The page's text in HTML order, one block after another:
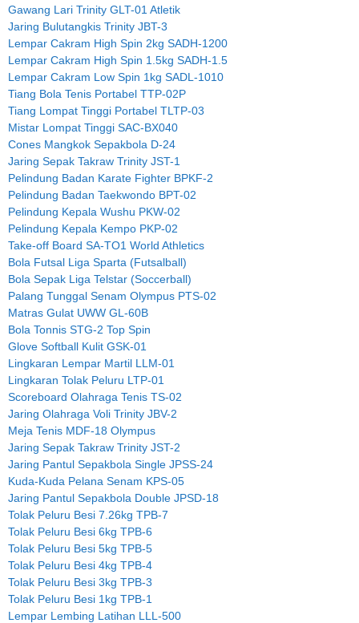
Gawang Lari Trinity GLT-01 Atletik
Jaring Bulutangkis Trinity JBT-3
Lempar Cakram High Spin 2kg SADH-1200
Lempar Cakram High Spin 1.5kg SADH-1.5
Lempar Cakram Low Spin 1kg SADL-1010
Tiang Bola Tenis Portabel TTP-02P
Tiang Lompat Tinggi Portabel TLTP-03
Mistar Lompat Tinggi SAC-BX040
Cones Mangkok Sepakbola D-24
Jaring Sepak Takraw Trinity JST-1
Pelindung Badan Karate Fighter BPKF-2
Pelindung Badan Taekwondo BPT-02
Pelindung Kepala Wushu PKW-02
Pelindung Kepala Kempo PKP-02
Take-off Board SA-TO1 World Athletics
Bola Futsal Liga Sparta (Futsalball)
Bola Sepak Liga Telstar (Soccerball)
Palang Tunggal Senam Olympus PTS-02
Matras Gulat UWW GL-60B
Bola Tonnis STG-2 Top Spin
Glove Softball Kulit GSK-01
Lingkaran Lempar Martil LLM-01
Lingkaran Tolak Peluru LTP-01
Scoreboard Olahraga Tenis TS-02
Jaring Olahraga Voli Trinity JBV-2
Meja Tenis MDF-18 Olympus
Jaring Sepak Takraw Trinity JST-2
Jaring Pantul Sepakbola Single JPSS-24
Kuda-Kuda Pelana Senam KPS-05
Jaring Pantul Sepakbola Double JPSD-18
Tolak Peluru Besi 7.26kg TPB-7
Tolak Peluru Besi 6kg TPB-6
Tolak Peluru Besi 5kg TPB-5
Tolak Peluru Besi 4kg TPB-4
Tolak Peluru Besi 3kg TPB-3
Tolak Peluru Besi 1kg TPB-1
Lempar Lembing Latihan LLL-500